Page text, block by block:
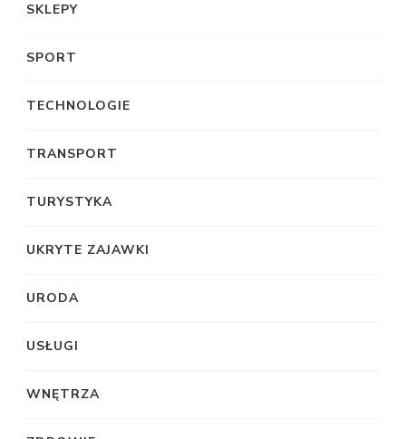
SKLEPY
SPORT
TECHNOLOGIE
TRANSPORT
TURYSTYKA
UKRYTE ZAJAWKI
URODA
USŁUGI
WNĘTRZA